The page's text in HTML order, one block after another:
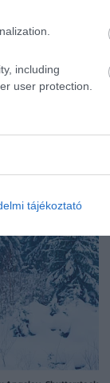
including
user protection.
tájékoztató